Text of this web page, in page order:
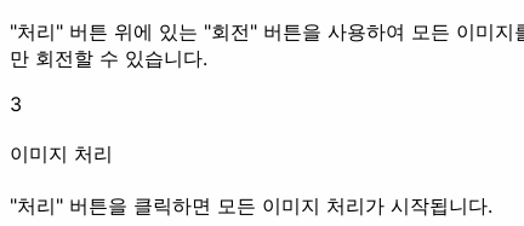
애니메이션
"처리" 버튼 위에 있는 "회전" 버튼을 사용하여 모든 이미
만 회전할 수 있습니다.
3
이미지 처리
"처리" 버튼을 클릭하면 모든 이미지 처리가 시작됩니다.